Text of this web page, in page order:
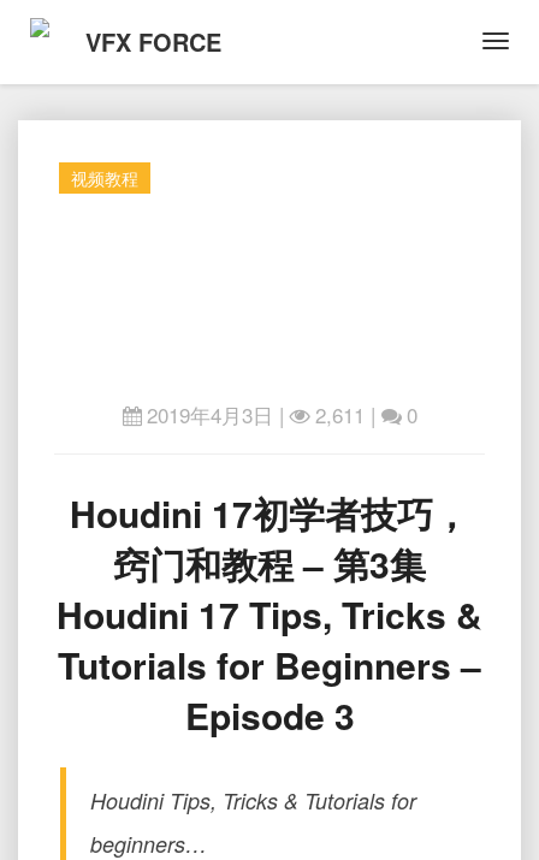
VFX FORCE
视频教程
2019年4月3日 | 2,611 | 0
Houdini
17
初
学
者
技
巧，
窍
门
和
程
–
Houdini 17初学者技巧，
窍门和教程 – 第3集
Houdini 17 Tips, Tricks &
Tutorials for Beginners –
Episode 3
Houdini Tips, Tricks & Tutorials for
beginners…